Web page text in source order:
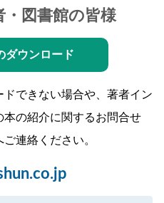
・図書館の皆様
ダウンロード
できない場合や、著者イン
の紹介に関するお問合せ
連絡ください。